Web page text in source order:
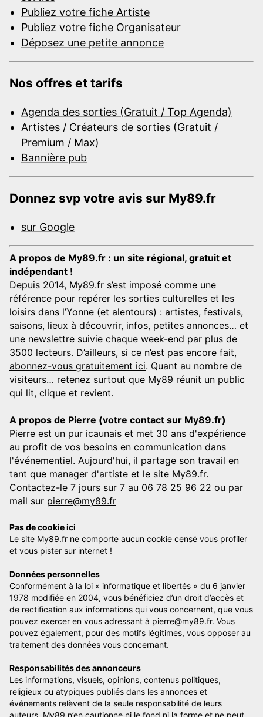
Publiez votre fiche Artiste
Publiez votre fiche Organisateur
Déposez une petite annonce
Nos offres et tarifs
Agenda des sorties (Gratuit / Top Agenda)
Artistes / Créateurs de sorties (Gratuit /
Premium / Max)
Bannière pub
Donnez svp votre avis sur My89.fr
sur Google
A propos de My89.fr : un site régional, gratuit et
indépendant !
Depuis 2014, My89.fr s’est imposé comme une
référence pour repérer les sorties culturelles et les
loisirs dans l’Yonne (et alentours) : artistes, festivals,
saisons, lieux à découvrir, infos, petites annonces… et
une newslettre suivie chaque week-end par plus de
3500 lecteurs. D’ailleurs, si ce n’est pas encore fait,
abonnez-vous gratuitement ici. Quant au nombre de
visiteurs… retenez surtout que My89 réunit un public
qui lit, clique et revient.
A propos de Pierre (votre contact sur My89.fr)
Pierre est un pur icaunais et met 30 ans d'expérience
au profit de vos besoins en communication dans
l'événementiel. Aujourd'hui, il partage son travail en
tant que manager d'artiste et le site My89.fr.
Contactez-le 7 jours sur 7 au 06 78 25 96 22 ou par
mail sur pierre@my89.fr
Pas de cookie ici
Le site My89.fr ne comporte aucun cookie censé vous profiler
et vous pister sur internet !
Données personnelles
Conformément à la loi « informatique et libertés » du 6 janvier
1978 modifiée en 2004, vous bénéficiez d’un droit d’accès et
de rectification aux informations qui vous concernent, que vous
pouvez exercer en vous adressant à pierre@my89.fr. Vous
pouvez également, pour des motifs légitimes, vous opposer au
traitement des données vous concernant.
Responsabilités des annonceurs
Les informations, visuels, opinions, contenus politiques,
religieux ou atypiques publiés dans les annonces et
événements relèvent de la seule responsabilité de leurs